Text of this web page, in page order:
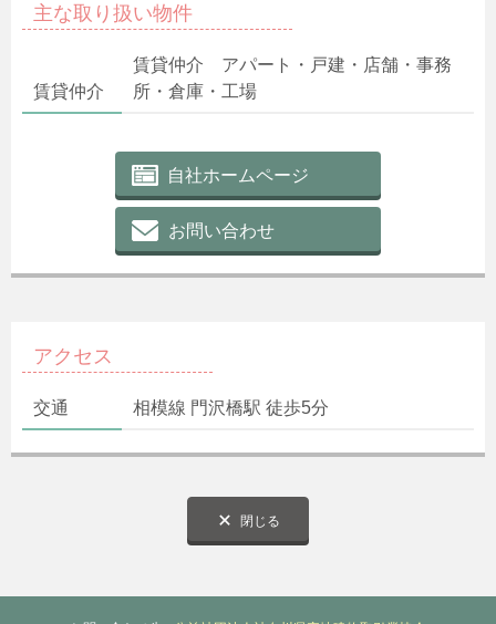
主な取り扱い物件
賃貸仲介
賃貸仲介 アパート・戸建・店舗・事務
所・倉庫・工場
自社ホームページ
お問い合わせ
アクセス
交通 相模線 門沢橋駅 徒歩5分
閉じる